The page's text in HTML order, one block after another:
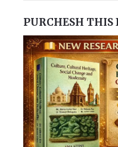
PURCHESH THIS